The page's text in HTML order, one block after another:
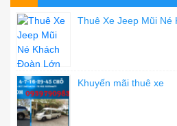
Thuê Xe Jeep Mũi Né
Khuyến mãi thuê xe